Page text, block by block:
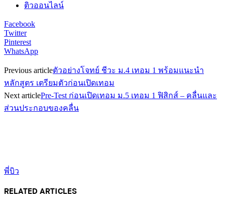
ติวออนไลน์
Facebook
Twitter
Pinterest
WhatsApp
Previous articleตัวอย่างโจทย์ ชีวะ ม.4 เทอม 1 พร้อมแนะนำ
หลักสูตร เตรียมตัวก่อนเปิดเทอม
Next articlePre-Test ก่อนเปิดเทอม ม.5 เทอม 1 ฟิสิกส์ – คลื่นและ
ส่วนประกอบของคลื่น
พี่บิว
RELATED ARTICLES